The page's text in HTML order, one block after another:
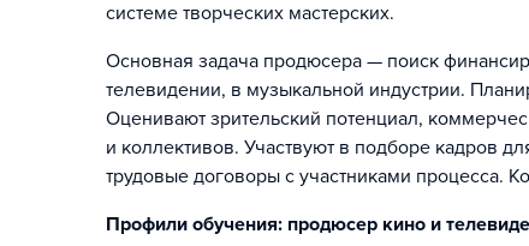
системе творческих мастерских.
Основная задача продюсера — поиск
телевидении, в музыкальной индустрии.
Оценивают зрительский потенциал,
и коллективов. Участвуют в подборе кадров
трудовые договоры с участниками процесса.
Профили обучения: продюсер кино и